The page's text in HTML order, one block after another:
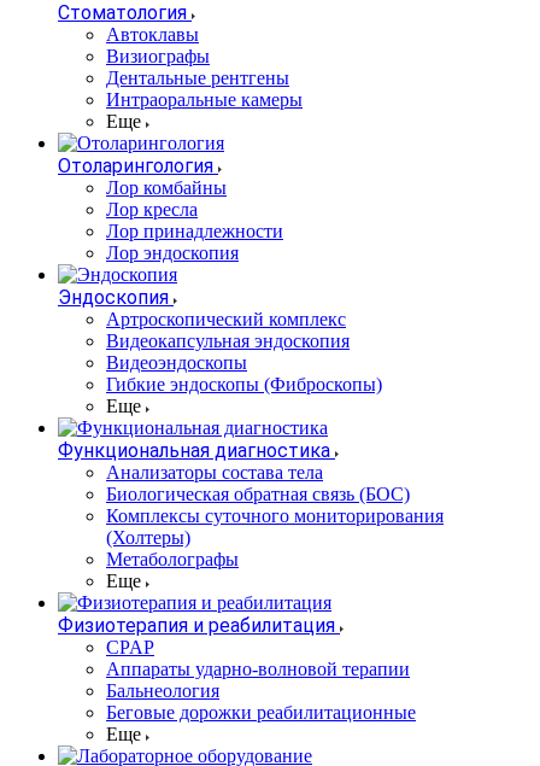
Стоматология
Автоклавы
Визиографы
Дентальные рентгены
Интраоральные камеры
Еще
Отоларингология
Лор комбайны
Лор кресла
Лор принадлежности
Лор эндоскопия
Эндоскопия
Артроскопический комплекс
Видеокапсульная эндоскопия
Видеоэндоскопы
Гибкие эндоскопы (Фиброcкопы)
Еще
Функциональная диагностика
Анализаторы состава тела
Биологическая обратная связь (БОС)
Комплексы суточного мониторирования
(Холтеры)
Метаболографы
Еще
Физиотерапия и реабилитация
CPAP
Аппараты ударно-волновой терапии
Бальнеология
Беговые дорожки реабилитационные
Еще